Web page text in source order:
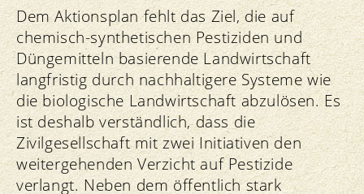
Dem Aktionsplan fehlt das Ziel, die auf
chemisch-synthetischen Pestiziden und
Düngemitteln basierende Landwirtschaft
langfristig durch nachhaltigere Systeme wie
die biologische Landwirtschaft abzulösen. Es
ist deshalb verständlich, dass die
Zivilgesellschaft mit zwei Initiativen den
weitergehenden Verzicht auf Pestizide
verlangt. Neben dem öffentlich stark